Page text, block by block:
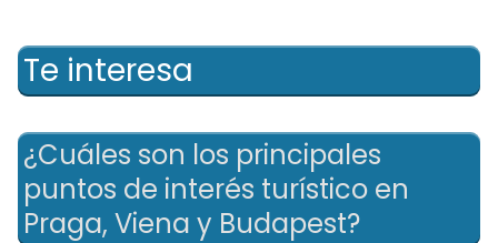
Te interesa
¿Cuáles son los principales
puntos de interés turístico en
Praga, Viena y Budapest?